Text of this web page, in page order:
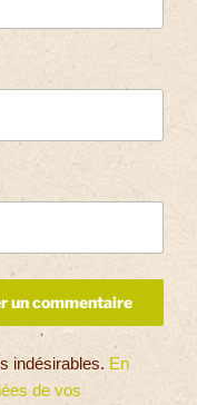
indésirables. En
de vos